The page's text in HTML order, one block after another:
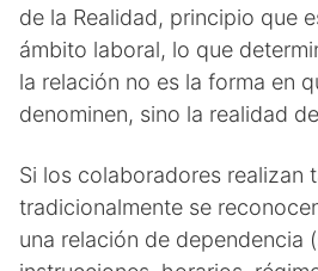
de la Realidad, principio que
ámbito laboral, lo que
la relación no es la forma en
denominen, sino la realidad
Si los colaboradores realizan
tradicionalmente se
una relación de dependencia